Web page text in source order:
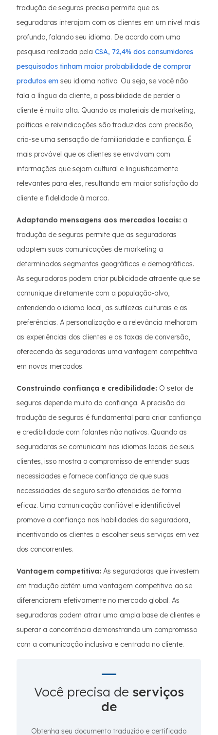
tradução de seguros precisa permite que as
seguradoras interajam com os clientes em um nível mais
profundo, falando seu idioma. De acordo com uma
pesquisa realizada pela CSA, 72,4% dos consumidores
pesquisados tinham maior probabilidade de comprar
produtos em seu idioma nativo. Ou seja, se você não
fala a língua do cliente, a possibilidade de perder o
cliente é muito alta. Quando os materiais de marketing,
políticas e reivindicações são traduzidos com precisão,
cria-se uma sensação de familiaridade e confiança. É
mais provável que os clientes se envolvam com
informações que sejam cultural e linguisticamente
relevantes para eles, resultando em maior satisfação do
cliente e fidelidade à marca.
Adaptando mensagens aos mercados locais: a
tradução de seguros permite que as seguradoras
adaptem suas comunicações de marketing a
determinados segmentos geográficos e demográficos.
As seguradoras podem criar publicidade atraente que se
comunique diretamente com a população-alvo,
entendendo o idioma local, as sutilezas culturais e as
preferências. A personalização e a relevância melhoram
as experiências dos clientes e as taxas de conversão,
oferecendo às seguradoras uma vantagem competitiva
em novos mercados.
Construindo confiança e credibilidade: O setor de
seguros depende muito da confiança. A precisão da
tradução de seguros é fundamental para criar confiança
e credibilidade com falantes não nativos. Quando as
seguradoras se comunicam nos idiomas locais de seus
clientes, isso mostra o compromisso de entender suas
necessidades e fornece confiança de que suas
necessidades de seguro serão atendidas de forma
eficaz. Uma comunicação confiável e identificável
promove a confiança nas habilidades da seguradora,
incentivando os clientes a escolher seus serviços em vez
dos concorrentes.
Vantagem competitiva: As seguradoras que investem
em tradução obtêm uma vantagem competitiva ao se
diferenciarem efetivamente no mercado global. As
seguradoras podem atrair uma ampla base de clientes e
superar a concorrência demonstrando um compromisso
com a comunicação inclusiva e centrada no cliente.
Você precisa de serviços
de
Obtenha seu documento traduzido e certificado